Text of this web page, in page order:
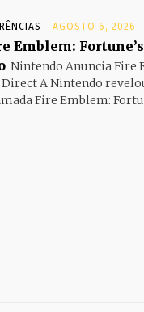
AGOSTO 6, 2026
Emblem:
Nintendo Anuncia Fire
Direct A Nintendo
Fire Emblem: